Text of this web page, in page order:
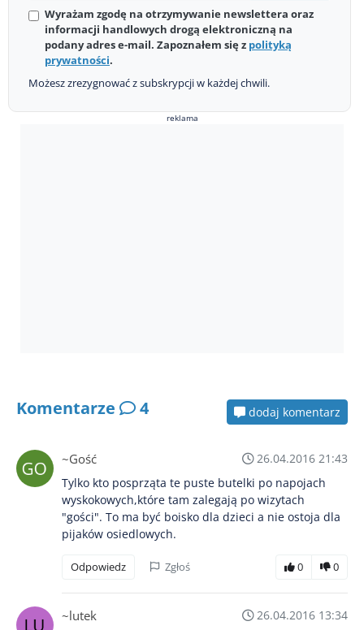
Wyrażam zgodę na otrzymywanie newslettera oraz
informacji handlowych drogą elektroniczną na
podany adres e-mail. Zapoznałem się z polityką
prywatności.
Możesz zrezygnować z subskrypcji w każdej chwili.
reklama
Komentarze 4 dodaj komentarz
~Gość
26.04.2016 21:43
Tylko kto posprząta te puste butelki po napojach
wyskokowych,które tam zalegają po wizytach
"gości". To ma być boisko dla dzieci a nie ostoja dla
pijaków osiedlowych.
Odpowiedz Zgłoś 0 0
~lutek
26.04.2016 13:34